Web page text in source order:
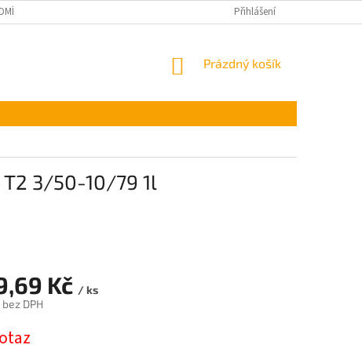
OCHRANY OSOBNÍCH ÚDAJŮ Přihlášení
NÁKUPNÍ
Prázdný košík
T2 3/50-10/79 1l
Kč / ks
DPH